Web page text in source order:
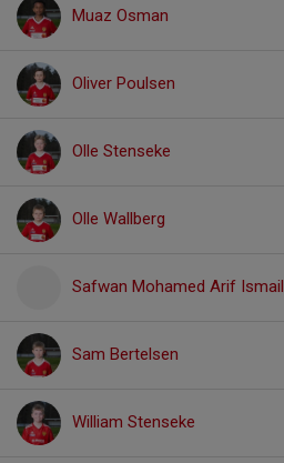
Muaz Osman
Oliver Poulsen
Olle Stenseke
Olle Wallberg
Safwan Mohamed Arif Ismail
Sam Bertelsen
William Stenseke